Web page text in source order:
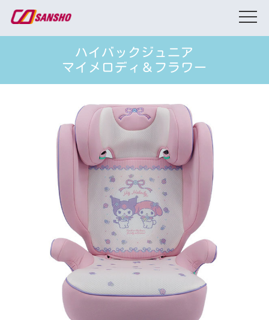
ハイバックジュニア
マイメロディ＆フラワー